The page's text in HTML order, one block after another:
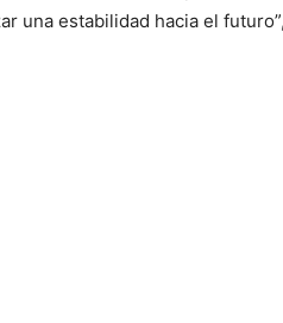
una estabilidad hacia el